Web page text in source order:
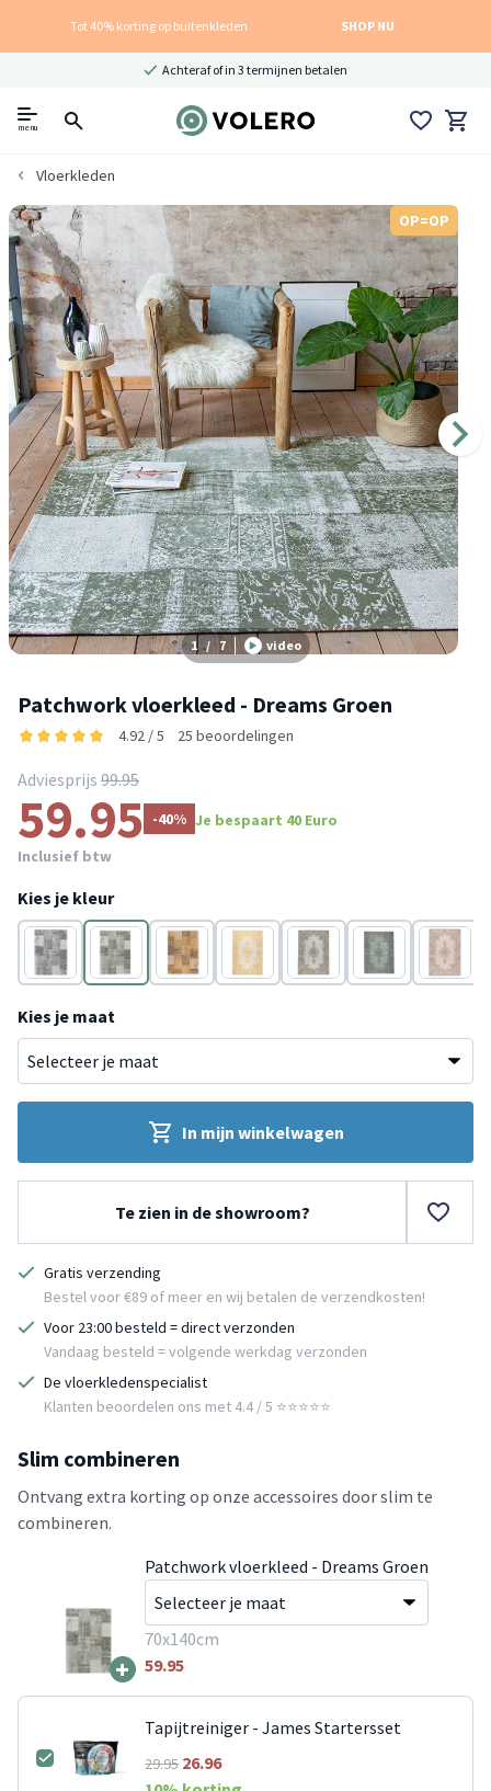
Tot 40% korting op buitenkleden SHOP NU
Achteraf of in 3 termijnen betalen
menu
Vloerkleden
OP=OP
1 / 7 video
Patchwork vloerkleed - Dreams Groen
4.92 / 5 25 beoordelingen
Adviesprijs 99.95
59.95 -40% Je bespaart 40 Euro
Inclusief btw
Kies je kleur
Grijs Groen Geel Geel Groen Grijs Bruin
Kies je maat
In mijn winkelwagen
Te zien in de showroom?
Gratis verzending
Bestel voor €89 of meer en wij betalen de verzendkosten!
Voor 23:00 besteld = direct verzonden
Vandaag besteld = volgende werkdag verzonden
De vloerkledenspecialist
Klanten beoordelen ons met 4.4 / 5 ⭐⭐⭐⭐⭐
Slim combineren
Ontvang extra korting op onze accessoires door slim te
combineren.
+
Patchwork vloerkleed - Dreams Groen
70x140cm
59.95
Tapijtreiniger - James Startersset
29.9526.96